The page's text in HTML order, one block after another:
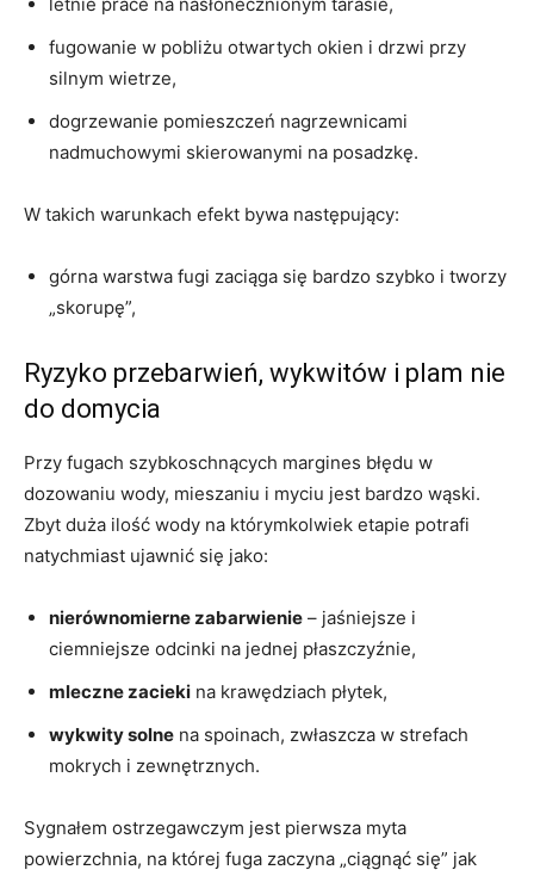
fugowanie w pobliżu otwartych okien i drzwi przy
silnym wietrze,
dogrzewanie pomieszczeń nagrzewnicami
nadmuchowymi skierowanymi na posadzkę.
W takich warunkach efekt bywa następujący:
górna warstwa fugi zaciąga się bardzo szybko i tworzy
„skorupę”,
Ryzyko przebarwień, wykwitów i plam nie
do domycia
Przy fugach szybkoschnących margines błędu w
dozowaniu wody, mieszaniu i myciu jest bardzo wąski.
Zbyt duża ilość wody na którymkolwiek etapie potrafi
natychmiast ujawnić się jako:
nierównomierne zabarwienie – jaśniejsze i
ciemniejsze odcinki na jednej płaszczyźnie,
mleczne zacieki na krawędziach płytek,
wykwity solne na spoinach, zwłaszcza w strefach
mokrych i zewnętrznych.
Sygnałem ostrzegawczym jest pierwsza myta
powierzchnia, na której fuga zaczyna „ciągnąć się” jak